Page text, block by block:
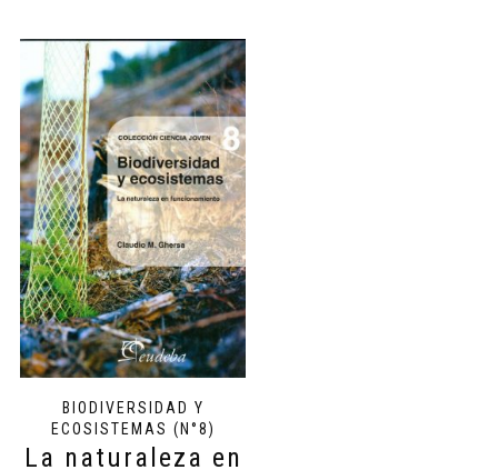
BIODIVERSIDAD Y
ECOSISTEMAS (N°8)
La naturaleza en